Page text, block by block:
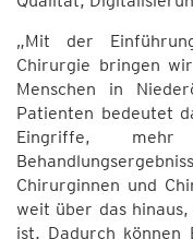
„Mit der
Chirurgie bringen
Menschen in
Patienten bedeutet
Eingriffe,
Chirurginnen und
weit über das
ist. Dadurch können